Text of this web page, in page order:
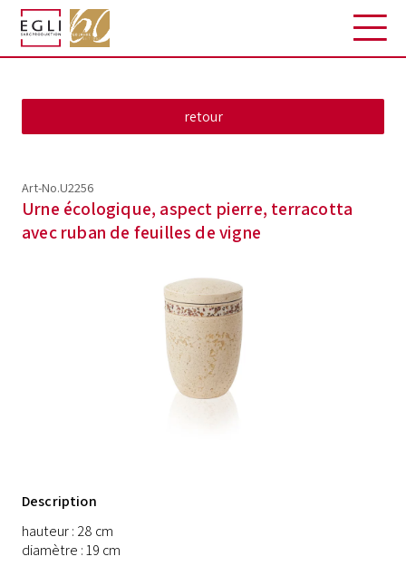
Art-No.U2256
Urne écologique, aspect pierre, terracotta
avec ruban de feuilles de vigne
Description
hauteur : 28 cm
diamètre : 19 cm